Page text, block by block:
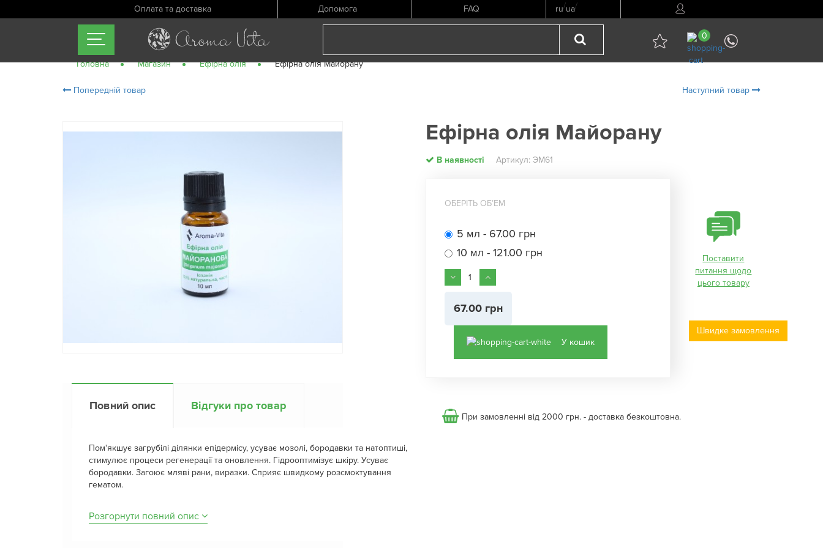
Оплата та доставка Допомога FAQ ru/ua/
0
Головна Магазин Ефірна олія Ефірна олія Майорану
Попередній товар Наступний товар
Повний опис Відгуки про товар
Пом'якшує загрубілі ділянки епідермісу, усуває мозолі, бородавки та натоптиші,
стимулює процеси регенерації та оновлення. Гідрооптимізує шкіру. Усуває
бородавки. Загоює мляві рани, виразки. Сприяє швидкому розсмоктування
гематом.
Розгорнути повний опис
Ефірна олія Майорану
В наявності Артикул: ЭМ61
ОБЕРІТЬ ОБʼЕМ
5 мл - 67.00 грн
10 мл - 121.00 грн
67.00 грн
У кошик
Поставити
питання щодо
цього товару
Швидке замовлення
При замовленні від 2000 грн. - доставка безкоштовна.